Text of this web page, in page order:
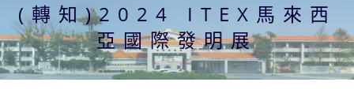
(轉知)2024 ITEX馬來西
亞國際發明展